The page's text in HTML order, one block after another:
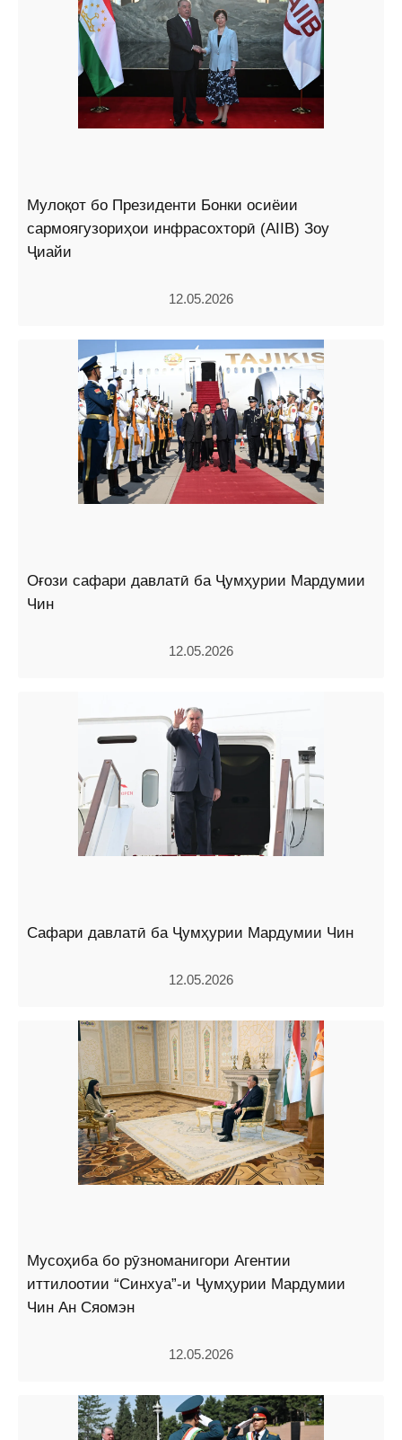
Мулоқот бо Президенти Бонки осиёии
сармоягузориҳои инфрасохторӣ (AIIB) Зоу
Ҷиайи
12.05.2026
Оғози сафари давлатӣ ба Ҷумҳурии Мардумии
Чин
12.05.2026
Сафари давлатӣ ба Ҷумҳурии Мардумии Чин
12.05.2026
Мусоҳиба бо рӯзноманигори Агентии
иттилоотии “Синхуа”-и Ҷумҳурии Мардумии
Чин Ан Сяомэн
12.05.2026